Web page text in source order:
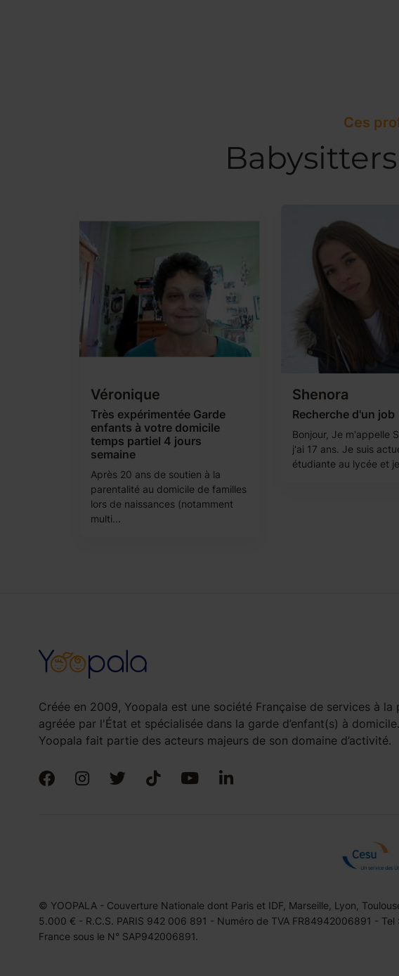
Ces
Véronique
Très expérimentée Garde
enfants à votre domicile
temps partiel 4 jours
semaine
Après 20 ans de soutien à la
parentalité au domicile de familles
lors de naissances (notamment
multi...
Shenora
Recherche d'un job
Bonjour, Je m'appelle
j'ai 17 ans. Je suis
étudiante au lycée et
Créée en 2009, Yoopala est une société Française de services à la
agréée par l'État et spécialisée dans la garde d’enfant(s) à domicile.
Yoopala fait partie des acteurs majeurs de son domaine d’activité.
© YOOPALA - Couverture Nationale dont Paris et IDF, Marseille, Lyon,
5.000 € - R.C.S. PARIS 942 006 891 - Numéro de TVA FR84942006891 -
France sous le N° SAP942006891.